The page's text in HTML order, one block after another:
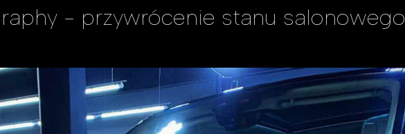
- przywrócenie stanu salonowego